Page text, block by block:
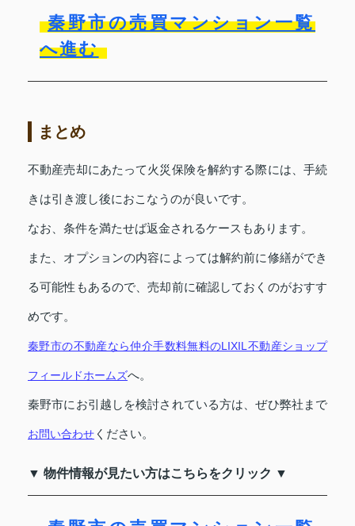
秦野市の売買マンション一覧
へ進む
まとめ
不動産売却にあたって火災保険を解約する際には、手続
きは引き渡し後におこなうのが良いです。
なお、条件を満たせば返金されるケースもあります。
また、オプションの内容によっては解約前に修繕ができ
る可能性もあるので、売却前に確認しておくのがおすす
めです。
秦野市の不動産なら仲介手数料無料のLIXIL不動産ショップ
フィールドホームズへ。
秦野市にお引越しを検討されている方は、ぜひ弊社まで
お問い合わせ ください。
▼ 物件情報が見たい方はこちらをクリック ▼